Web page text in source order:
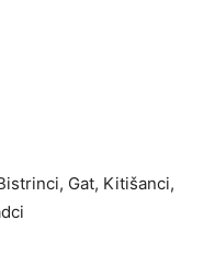
Gat, Kitišanci,